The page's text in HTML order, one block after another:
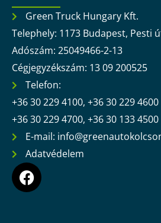
Green Truck Hungary Kft.
Telephely: 1173 Budapest, Pesti
Adószám: 25049466-2-13
Cégjegyzékszám: 13 09 200525
Telefon:
+36 30 229 4100, +36 30 229 4600
+36 30 229 4700, +36 30 133 4500
E-mail:
Adatvédelem
F
a
c